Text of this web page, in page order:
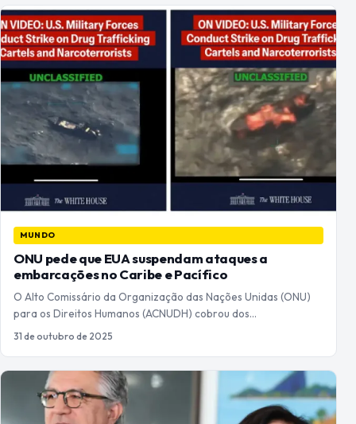
MUNDO
ONU pede que EUA suspendam ataques a
embarcações no Caribe e Pacífico
O Alto Comissário da Organização das Nações Unidas (ONU)
para os Direitos Humanos (ACNUDH) cobrou dos…
31 de outubro de 2025